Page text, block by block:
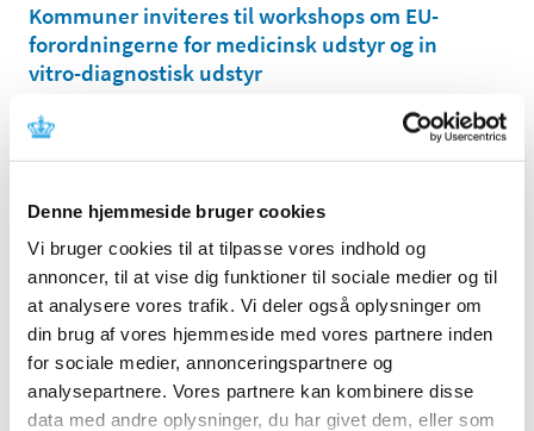
Denne hjemmeside bruger cookies
Vi bruger cookies til at tilpasse vores indhold og
annoncer, til at vise dig funktioner til sociale medier og til
at analysere vores trafik. Vi deler også oplysninger om
din brug af vores hjemmeside med vores partnere inden
for sociale medier, annonceringspartnere og
analysepartnere. Vores partnere kan kombinere disse
data med andre oplysninger, du har givet dem, eller som
Kommuner inviteres til workshops om EU-
forordningerne for medicinsk udstyr og in
vitro-diagnostisk udstyr
Lægemiddelstyrelsen inviterer alle landets kommuner til
et workshopforløb for at give dem større indsigt i de…
Ny Q&A publiceret på EudraLex vol. 10 om
grænsefladerne mellem forordningerne om
kliniske forsøg med lægemidler og in-vitro
diagnostik
|30. maj 2022 |
Der bliver benyttet meget in-vitro diagnostik (IVD) til
forskellige formål i kliniske forsøg med lægemidler. Der…